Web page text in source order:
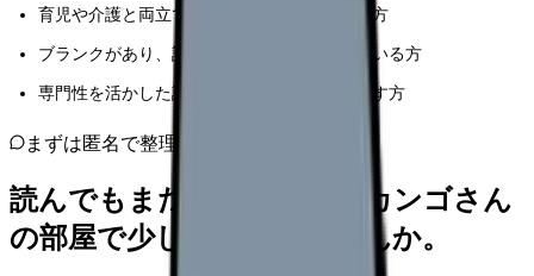
育児や介護と両立できる働き方を探している方
ブランクがあり、診療所での復職を検討している方
専門性を活かした診療所でのキャリアを目指す方
まずは匿名で整理
読んでもまだ苦しいなら、カンゴさん
の部屋で少し話してみませんか。